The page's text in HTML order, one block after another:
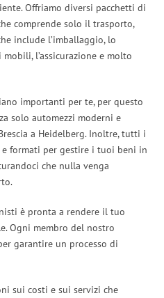
Offriamo diversi pacchetti di
comprende solo il trasporto,
include l’imballaggio, lo
l’assicurazione e molto
importanti per te, per questo
solo automezzi moderni e
a Heidelberg. Inoltre, tutti i
formati per gestire i tuoi beni in
che nulla venga
è pronta a rendere il tuo
Ogni membro del nostro
garantire un processo di
sui costi e sui servizi che